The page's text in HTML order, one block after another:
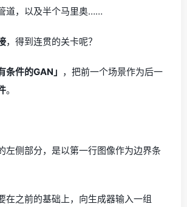
道，以及半个马里奥……
，得到连贯的关卡呢？
条件的GAN」 ，把前一个场景作为后一
。
左侧部分，是以第一行图像作为边界条
在之前的基础上，向生成器输入一组